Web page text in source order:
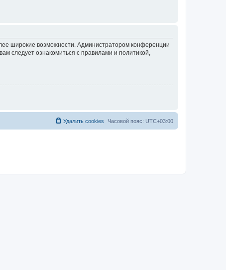
широкие возможности. Администратором конференции
следует ознакомиться с правилами и политикой,
Часовой пояс: UTC+03:00
Удалить cookies